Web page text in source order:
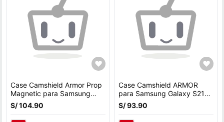
Case Camshield Armor Prop
Magnetic para Samsung
Galaxy S25 Ultra - AZUL
S/ 104.90
Case Camshield ARMOR
para Samsung Galaxy S21
Ultra - VERDE
S/ 93.90